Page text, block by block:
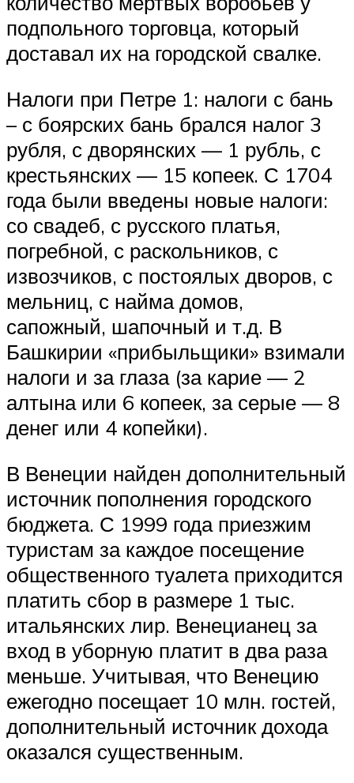
подпольного торговца, который
доставал их на городской свалке.
Налоги при Петре 1: налоги с бань
– с боярских бань брался налог 3
рубля, с дворянских — 1 рубль, с
крестьянских — 15 копеек. С 1704
года были введены новые налоги:
со свадеб, с русского платья,
погребной, с раскольников, с
извозчиков, с постоялых дворов, с
мельниц, с найма домов,
сапожный, шапочный и т.д. В
Башкирии «прибыльщики» взимали
налоги и за глаза (за карие — 2
алтына или 6 копеек, за серые — 8
денег или 4 копейки).
В Венеции найден дополнительный
источник пополнения городского
бюджета. С 1999 года приезжим
туристам за каждое посещение
общественного туалета приходится
платить сбор в размере 1 тыс.
итальянских лир. Венецианец за
вход в уборную платит в два раза
меньше. Учитывая, что Венецию
ежегодно посещает 10 млн. гостей,
дополнительный источник дохода
оказался существенным.